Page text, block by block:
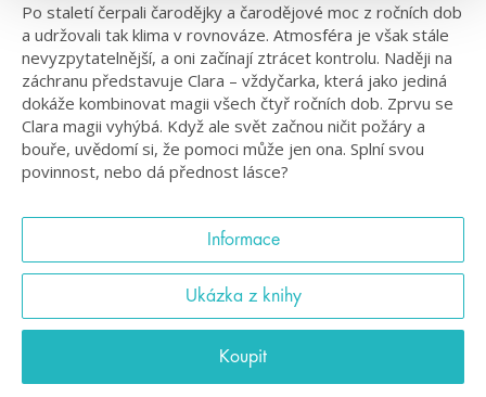
Po staletí čerpali čarodějky a čarodějové moc z ročních dob
a udržovali tak klima v rovnováze. Atmosféra je však stále
nevyzpytatelnější, a oni začínají ztrácet kontrolu. Naději na
záchranu představuje Clara – vždyčarka, která jako jediná
dokáže kombinovat magii všech čtyř ročních dob. Zprvu se
Clara magii vyhýbá. Když ale svět začnou ničit požáry a
bouře, uvědomí si, že pomoci může jen ona. Splní svou
povinnost, nebo dá přednost lásce?
Informace
Ukázka z knihy
Koupit